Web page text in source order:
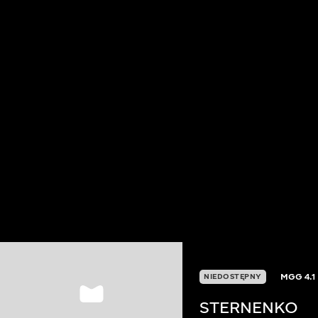
NIEDOSTĘPNY MGG4.1
STERNENKO